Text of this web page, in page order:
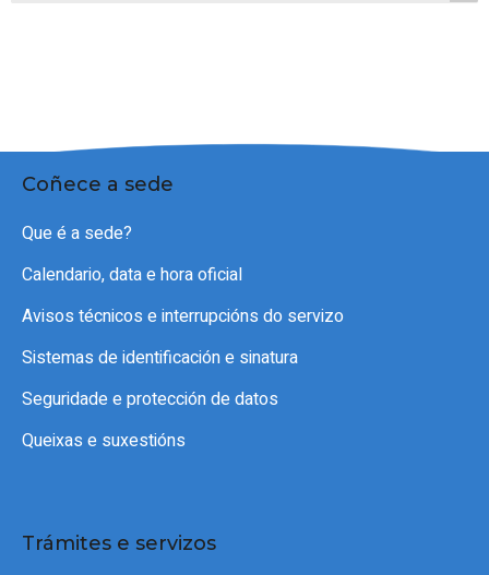
Coñece a sede
Que é a sede?
Calendario, data e hora oficial
Avisos técnicos e interrupcións do servizo
Sistemas de identificación e sinatura
Seguridade e protección de datos
Queixas e suxestións
Trámites e servizos